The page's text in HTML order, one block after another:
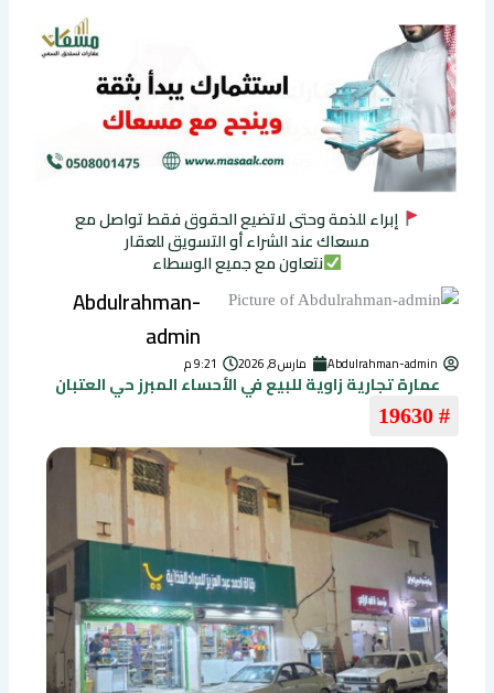
إبراء للذمة وحتى لاتضيع الحقوق فقط تواصل مع
مسعاك عند الشراء أو التسويق للعقار
نتعاون مع جميع الوسطاء
Abdulrahman-
admin
Abdulrahman-admin مارس 8, 2026 9:21 م
عمارة تجارية زاوية للبيع في الأحساء المبرز حي العتبان
# 19630